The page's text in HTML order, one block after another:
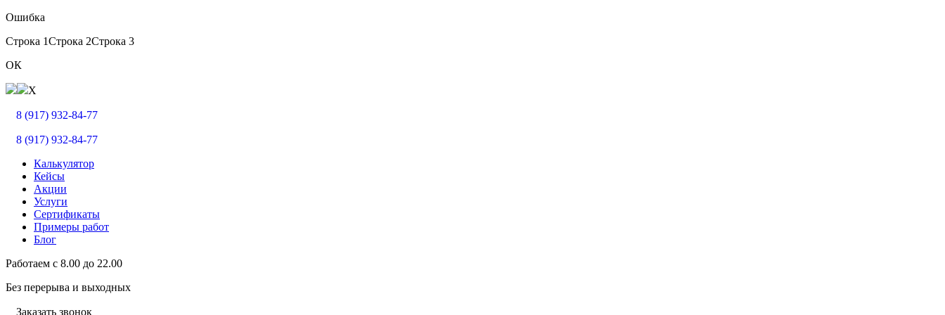
Ошибка
Строка 1Строка 2Строка 3
ОК
X
8 (917) 932-84-77
8 (917) 932-84-77
Калькулятор
Кейсы
Акции
Услуги
Сертификаты
Примеры работ
Блог
Работаем с 8.00 до 22.00
Без перерыва и выходных
Заказать звонок